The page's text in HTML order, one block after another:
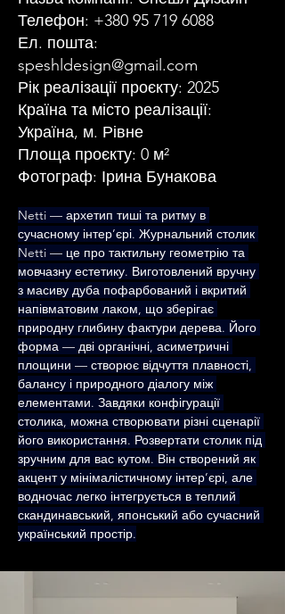
Телефон: +380 95 719 6088
Ел. пошта:
speshldesign@gmail.com
Рік реалізації проєкту: 2025
Країна та місто реалізації:
Україна, м. Рівне
Площа проєкту: 0 м²
Фотограф: Ірина Бунакова
Netti — архетип тиші та ритму в
сучасному інтер’єрі. Журнальний столик
Netti — це про тактильну геометрію та
мовчазну естетику. Виготовлений вручну
з масиву дуба пофарбований і вкритий
напівматовим лаком, що зберігає
природну глибину фактури дерева. Його
форма — дві органічні, асиметричні
площини — створює відчуття плавності,
балансу і природного діалогу між
елементами. Завдяки конфігурації
столика, можна створювати різні сценарії
його використання. Розвертати столик під
зручним для вас кутом. Він створений як
акцент у мінімалістичному інтер’єрі, але
водночас легко інтегрується в теплий
скандинавський, японський або сучасний
український простір.